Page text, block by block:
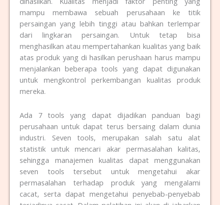
mampu membawa sebuah perusahaan ke titik
persaingan yang lebih tinggi atau bahkan terlempar
dari lingkaran persaingan. Untuk tetap bisa
menghasilkan atau mempertahankan kualitas yang baik
atas produk yang di hasilkan perushaan harus mampu
menjalankan beberapa tools yang dapat digunakan
untuk mengkontrol perkembangan kualitas produk
mereka.
Ada 7 tools yang dapat dijadikan panduan bagi
perusahaan untuk dapat terus bersaing dalam dunia
industri. Seven tools, merupakan salah satu alat
statistik untuk mencari akar permasalahan kalitas,
sehingga manajemen kualitas dapat menggunakan
seven tools tersebut untuk mengetahui akar
permasalahan terhadap produk yang mengalami
cacat, serta dapat mengetahui penyebab-penyebab